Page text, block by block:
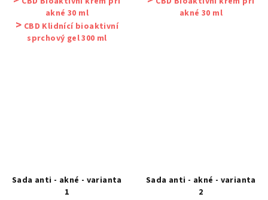
akné 30 ml
> CBD Klidnící bioaktivní
sprchový gel 300 ml
akné 30 ml
Sada anti - akné - varianta
1
Sada anti - akné - varianta
2